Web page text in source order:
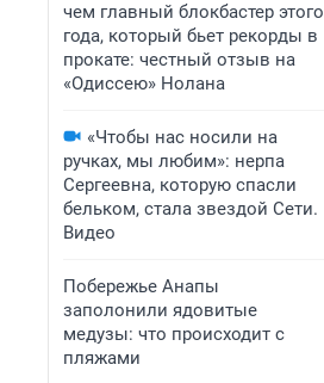
чем главный блокбастер этого
года, который бьет рекорды в
прокате: честный отзыв на
«Одиссею» Нолана
«Чтобы нас носили на
ручках, мы любим»: нерпа
Сергеевна, которую спасли
бельком, стала звездой Сети.
Видео
Побережье Анапы
заполонили ядовитые
медузы: что происходит с
пляжами